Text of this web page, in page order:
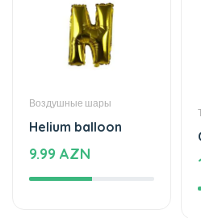
Воздушные шары
Helium balloon
9.99 AZN